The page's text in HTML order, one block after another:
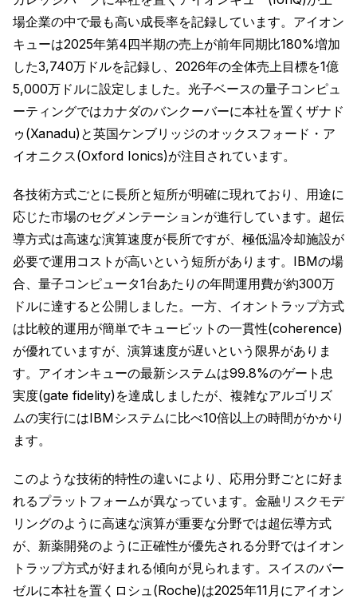
場企業の中で最も高い成長率を記録しています。アイオン
キューは2025年第4四半期の売上が前年同期比180%増加
した3,740万ドルを記録し、2026年の全体売上目標を1億
5,000万ドルに設定しました。光子ベースの量子コンピュ
ーティングではカナダのバンクーバーに本社を置くザナド
ゥ(Xanadu)と英国ケンブリッジのオックスフォード・ア
イオニクス(Oxford Ionics)が注目されています。
各技術方式ごとに長所と短所が明確に現れており、用途に
応じた市場のセグメンテーションが進行しています。超伝
導方式は高速な演算速度が長所ですが、極低温冷却施設が
必要で運用コストが高いという短所があります。IBMの場
合、量子コンピュータ1台あたりの年間運用費が約300万
ドルに達すると公開しました。一方、イオントラップ方式
は比較的運用が簡単でキュービットの一貫性(coherence)
が優れていますが、演算速度が遅いという限界がありま
す。アイオンキューの最新システムは99.8%のゲート忠
実度(gate fidelity)を達成しましたが、複雑なアルゴリズ
ムの実行にはIBMシステムに比べ10倍以上の時間がかかり
ます。
このような技術的特性の違いにより、応用分野ごとに好ま
れるプラットフォームが異なっています。金融リスクモデ
リングのように高速な演算が重要な分野では超伝導方式
が、新薬開発のように正確性が優先される分野ではイオン
トラップ方式が好まれる傾向が見られます。スイスのバー
ゼルに本社を置くロシュ(Roche)は2025年11月にアイオン